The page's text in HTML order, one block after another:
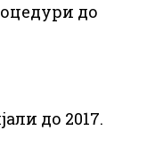
до
до 2017.